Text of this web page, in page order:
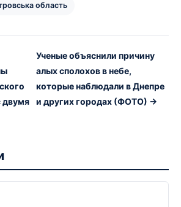
область
Ученые объяснили причину
алых сполохов в небе,
которые наблюдали в Днепре
и других городах (ФОТО) →